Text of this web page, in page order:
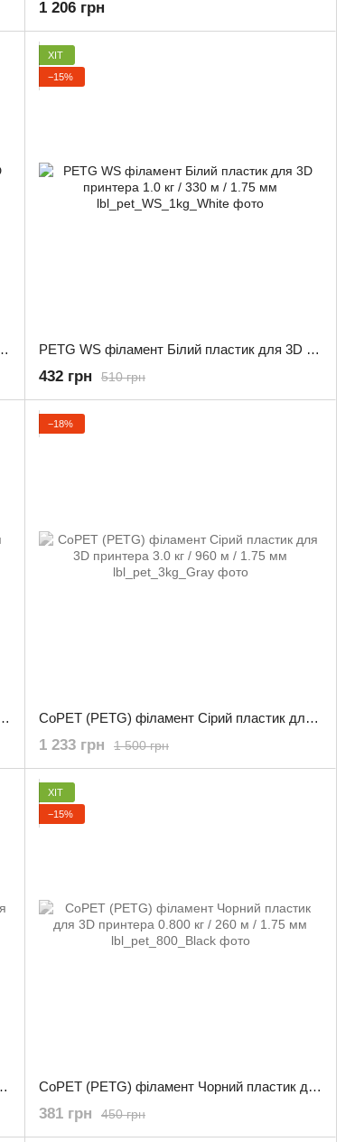
1 206 грн
3D принтера 1.0 кг / 330 м / 1.75 мм
ХІТ
−15%
PETG WS філамент Білий пластик для 3D принтера 1.0 кг / 330 м / 1.75 мм
510 грн
432 грн
для 3D принтера 3.0 кг / 960 м / 1.75 мм
−18%
CoPET (PETG) філамент Сірий пластик для 3D принтера 3.0 кг / 960 м / 1.75 мм
1 500 грн
1 233 грн
принтера 3.0 кг / 960 м / 1.75 мм
ХІТ
−15%
CoPET (PETG) філамент Чорний пластик для 3D принтера 0.800 кг / 260 м / 1.75 мм
450 грн
381 грн